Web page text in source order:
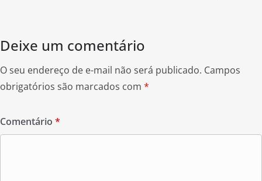
Deixe um comentário
O seu endereço de e-mail não será publicado. Campos
obrigatórios são marcados com *
Comentário *